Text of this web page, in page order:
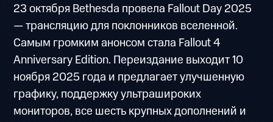
23 октября Bethesda провела Fallout Day 2025
— трансляцию для поклонников вселенной.
Самым громким анонсом стала Fallout 4
Anniversary Edition. Переиздание выходит 10
ноября 2025 года и предлагает улучшенную
графику, поддержку ультрашироких
мониторов, все шесть крупных дополнений и